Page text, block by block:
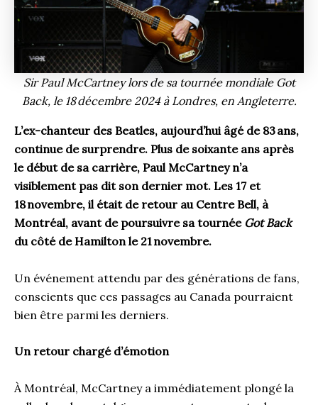
Sir Paul McCartney lors de sa tournée mondiale Got
Back, le 18 décembre 2024 à Londres, en Angleterre.
L’ex-chanteur des Beatles, aujourd’hui âgé de 83 ans,
continue de surprendre. Plus de soixante ans après
le début de sa carrière, Paul McCartney n’a
visiblement pas dit son dernier mot. Les 17 et
18 novembre, il était de retour au Centre Bell, à
Montréal, avant de poursuivre sa tournée Got Back
du côté de Hamilton le 21 novembre.
Un événement attendu par des générations de fans,
conscients que ces passages au Canada pourraient
bien être parmi les derniers.
Un retour chargé d’émotion
À Montréal, McCartney a immédiatement plongé la